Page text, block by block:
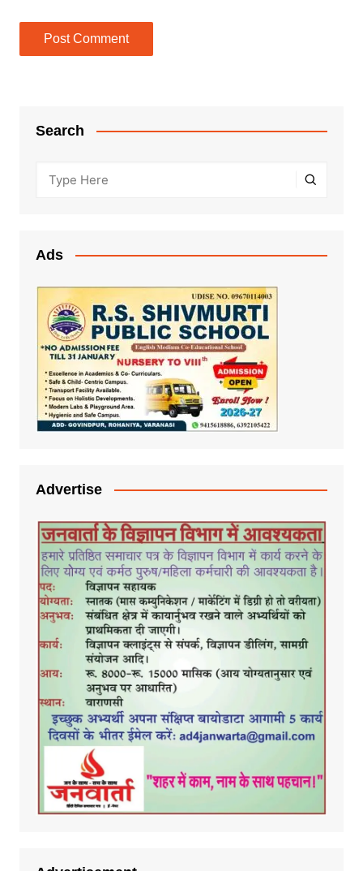
Search
Ads
Advertise